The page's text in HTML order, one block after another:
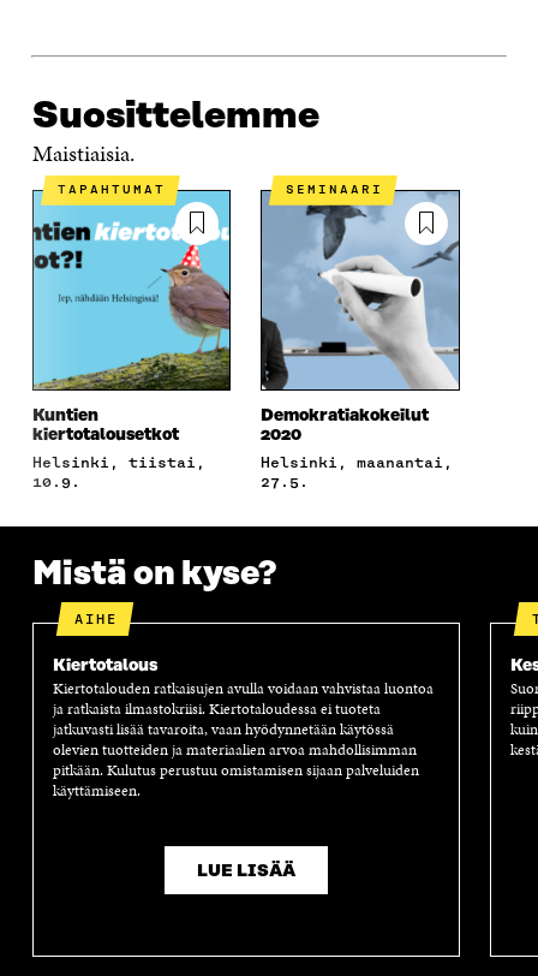
Suosittelemme
Maistiaisia.
TAPAHTUMAT
Kuntien
kiertotalousetkot
Helsinki, tiistai,
10.9.
SEMINAARI
Demokratiakokeilut
2020
Helsinki, maanantai,
27.5.
Mistä on kyse?
AIHE
Kiertotalous
Kiertotalouden ratkaisujen avulla voidaan vahvistaa luontoa
ja ratkaista ilmastokriisi. Kiertotaloudessa ei tuoteta
jatkuvasti lisää tavaroita, vaan hyödynnetään käytössä
olevien tuotteiden ja materiaalien arvoa mahdollisimman
pitkään. Kulutus perustuu omistamisen sijaan palveluiden
käyttämiseen.
LUE LISÄÄ